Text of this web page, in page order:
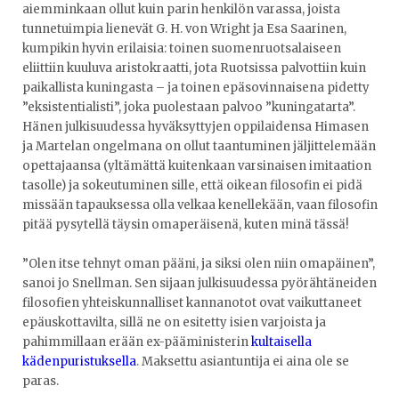
aiemminkaan ollut kuin parin henkilön varassa, joista
tunnetuimpia lienevät G. H. von Wright ja Esa Saarinen,
kumpikin hyvin erilaisia: toinen suomenruotsalaiseen
eliittiin kuuluva aristokraatti, jota Ruotsissa palvottiin kuin
paikallista kuningasta – ja toinen epäsovinnaisena pidetty
”eksistentialisti”, joka puolestaan palvoo ”kuningatarta”.
Hänen julkisuudessa hyväksyttyjen oppilaidensa Himasen
ja Martelan ongelmana on ollut taantuminen jäljittelemään
opettajaansa (yltämättä kuitenkaan varsinaisen imitaation
tasolle) ja sokeutuminen sille, että oikean filosofin ei pidä
missään tapauksessa olla velkaa kenellekään, vaan filosofin
pitää pysytellä täysin omaperäisenä, kuten minä tässä!
”Olen itse tehnyt oman pääni, ja siksi olen niin omapäinen”,
sanoi jo Snellman. Sen sijaan julkisuudessa pyörähtäneiden
filosofien yhteiskunnalliset kannanotot ovat vaikuttaneet
epäuskottavilta, sillä ne on esitetty isien varjoista ja
pahimmillaan erään ex-pääministerinkultaisella
kädenpuristuksella. Maksettu asiantuntija ei aina ole se
paras.